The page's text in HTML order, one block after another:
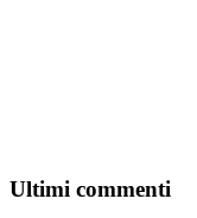
Ultimi commenti